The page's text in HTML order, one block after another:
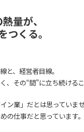
量が、
つくる。
と、経営者目線。
、 その“間”に立ち続けるこ
イン業」だとは思っていませ
の仕事だと思っています。